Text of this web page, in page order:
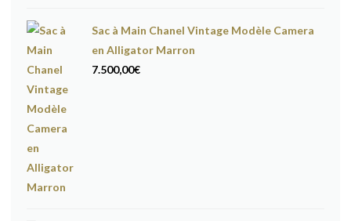
Sac à Main Chanel Vintage Modèle Camera
en Alligator Marron
7.500,00€